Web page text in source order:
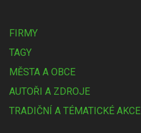
FIRMY
TAGY
MĚSTA A OBCE
AUTOŘI A ZDROJE
TRADIČNÍ A TÉMATICKÉ AKCE